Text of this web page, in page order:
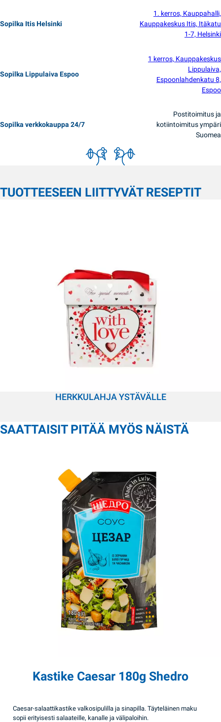
Sopilka Itis Helsinki
1. kerros, Kauppahalli,
Kauppakeskus Itis, Itäkatu
1-7, Helsinki
Sopilka Lippulaiva Espoo
1 kerros, Kauppakeskus
Lippulaiva,
Espoonlahdenkatu 8,
Espoo
Sopilka verkkokauppa 24/7
Postitoimitus ja
kotiintoimitus ympäri
Suomea
TUOTTEESEEN LIITTYVÄT RESEPTIT
HERKKULAHJA YSTÄVÄLLE
SAATTAISIT PITÄÄ MYÖS NÄISTÄ
Kastike Caesar 180g Shedro
Caesar-salaattikastike valkosipulilla ja sinapilla. Täyteläinen maku
sopii erityisesti salaateille, kanalle ja välipaloihin.